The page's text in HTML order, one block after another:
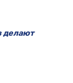
делают